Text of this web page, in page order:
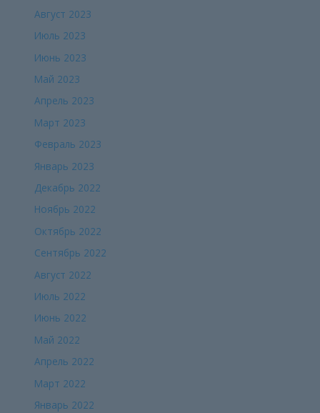
Август 2023
Июль 2023
Июнь 2023
Май 2023
Апрель 2023
Март 2023
Февраль 2023
Январь 2023
Декабрь 2022
Ноябрь 2022
Октябрь 2022
Сентябрь 2022
Август 2022
Июль 2022
Июнь 2022
Май 2022
Апрель 2022
Март 2022
Январь 2022